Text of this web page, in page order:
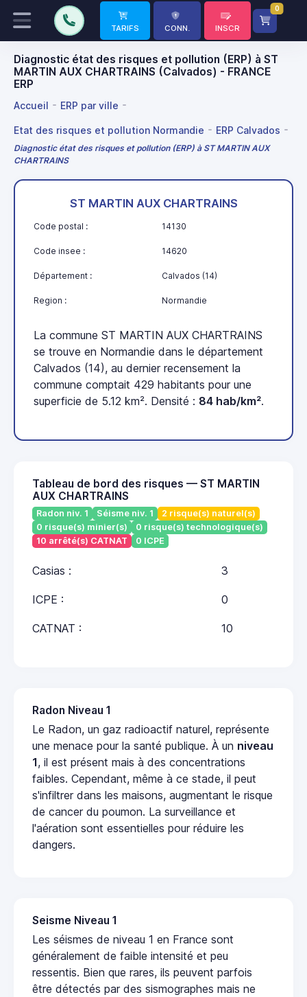
TARIFS CONN. INSCR
0
Diagnostic état des risques et pollution (ERP) à ST
MARTIN AUX CHARTRAINS (Calvados) - FRANCE
ERP
Accueil ERP par ville
Etat des risques et pollution Normandie ERP Calvados
Diagnostic état des risques et pollution (ERP) à ST MARTIN AUX
CHARTRAINS
ST MARTIN AUX CHARTRAINS
Code postal : 14130
Code insee : 14620
Département : Calvados (14)
Region : Normandie
La commune ST MARTIN AUX CHARTRAINS
se trouve en Normandie dans le département
Calvados (14), au dernier recensement la
commune comptait 429 habitants pour une
superficie de 5.12 km². Densité : 84 hab/km².
Tableau de bord des risques — ST MARTIN
AUX CHARTRAINS
Radon niv. 1 Séisme niv. 1
2 risque(s) naturel(s)
0 risque(s) minier(s)
0 risque(s) technologique(s)
10 arrêté(s) CATNAT
0 ICPE
Casias : 3
ICPE : 0
CATNAT : 10
Radon Niveau 1
Le Radon, un gaz radioactif naturel, représente
une menace pour la santé publique. À un niveau
1, il est présent mais à des concentrations
faibles. Cependant, même à ce stade, il peut
s'infiltrer dans les maisons, augmentant le risque
de cancer du poumon. La surveillance et
l'aération sont essentielles pour réduire les
dangers.
Seisme Niveau 1
Les séismes de niveau 1 en France sont
généralement de faible intensité et peu
ressentis. Bien que rares, ils peuvent parfois
être détectés par des sismographes mais ne